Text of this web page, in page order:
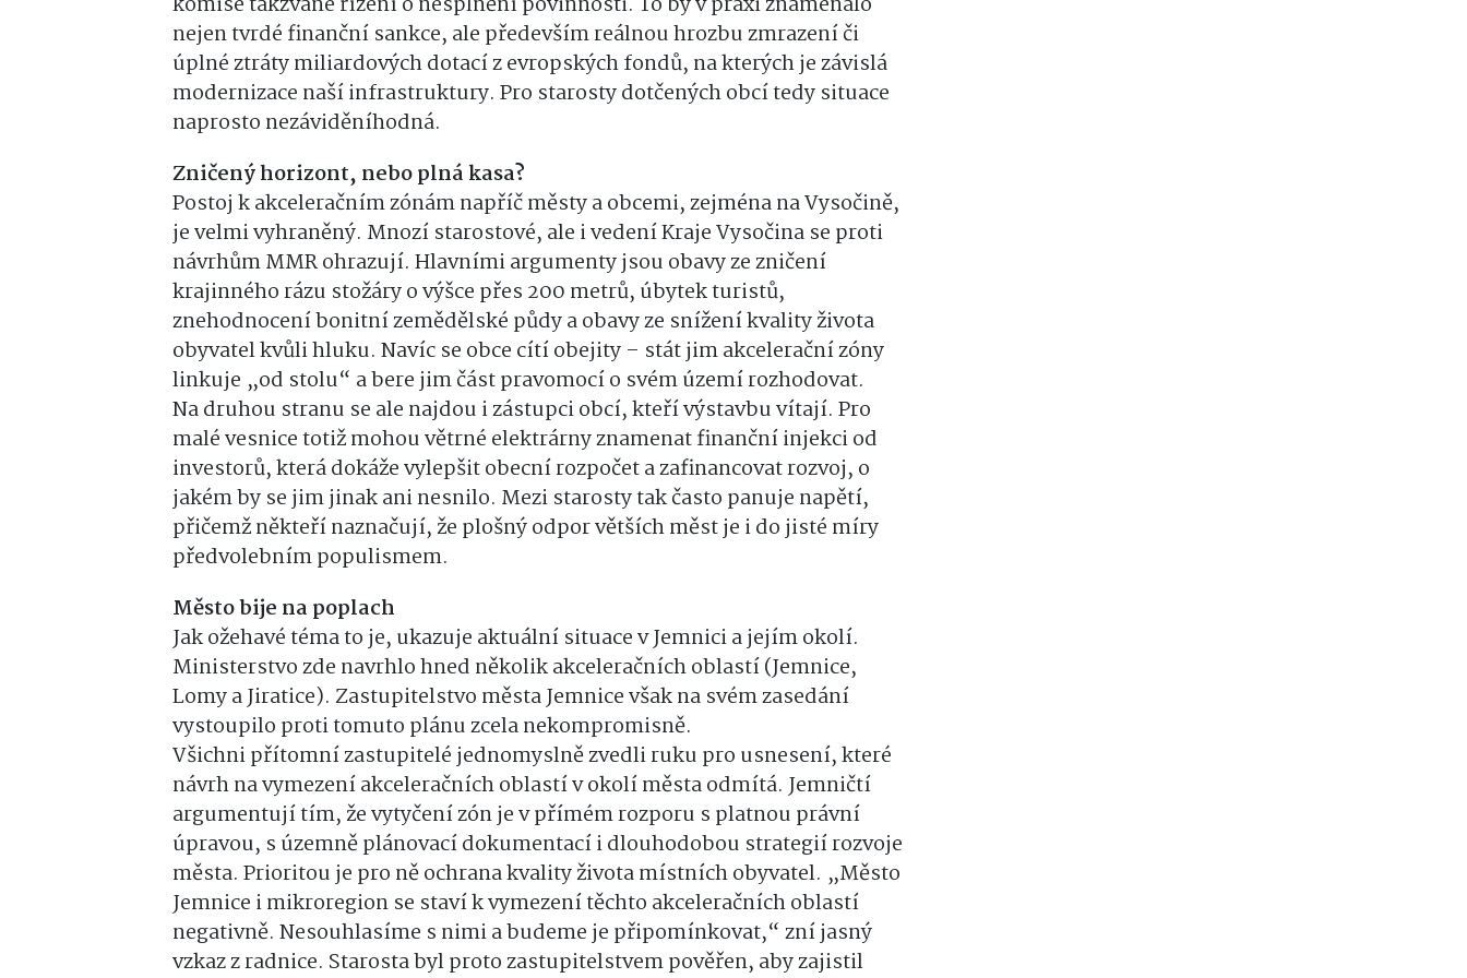
nejen tvrdé finanční sankce, ale především reálnou hrozbu zmrazení či
úplné ztráty miliardových dotací z evropských fondů, na kterých je závislá
modernizace naší infrastruktury. Pro starosty dotčených obcí tedy situace
naprosto nezáviděníhodná.
Zničený horizont, nebo plná kasa?
Postoj k akceleračním zónám napříč městy a obcemi, zejména na Vysočině,
je velmi vyhraněný. Mnozí starostové, ale i vedení Kraje Vysočina se proti
návrhům MMR ohrazují. Hlavními argumenty jsou obavy ze zničení
krajinného rázu stožáry o výšce přes 200 metrů, úbytek turistů,
znehodnocení bonitní zemědělské půdy a obavy ze snížení kvality života
obyvatel kvůli hluku. Navíc se obce cítí obejity – stát jim akcelerační zóny
linkuje „od stolu“ a bere jim část pravomocí o svém území rozhodovat.
Na druhou stranu se ale najdou i zástupci obcí, kteří výstavbu vítají. Pro
malé vesnice totiž mohou větrné elektrárny znamenat finanční injekci od
investorů, která dokáže vylepšit obecní rozpočet a zafinancovat rozvoj, o
jakém by se jim jinak ani nesnilo. Mezi starosty tak často panuje napětí,
přičemž někteří naznačují, že plošný odpor větších měst je i do jisté míry
předvolebním populismem.
Město bije na poplach
Jak ožehavé téma to je, ukazuje aktuální situace v Jemnici a jejím okolí.
Ministerstvo zde navrhlo hned několik akceleračních oblastí (Jemnice,
Lomy a Jiratice). Zastupitelstvo města Jemnice však na svém zasedání
vystoupilo proti tomuto plánu zcela nekompromisně.
Všichni přítomní zastupitelé jednomyslně zvedli ruku pro usnesení, které
návrh na vymezení akceleračních oblastí v okolí města odmítá. Jemničtí
argumentují tím, že vytyčení zón je v přímém rozporu s platnou právní
úpravou, s územně plánovací dokumentací i dlouhodobou strategií rozvoje
města. Prioritou je pro ně ochrana kvality života místních obyvatel. „Město
Jemnice i mikroregion se staví k vymezení těchto akceleračních oblastí
negativně. Nesouhlasíme s nimi a budeme je připomínkovat,“ zní jasný
vzkaz z radnice. Starosta byl proto zastupitelstvem pověřen, aby zajistil